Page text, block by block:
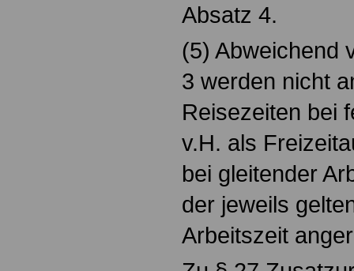
Absatz 4.
(5) Abweichend
3 werden nicht
Reisezeiten bei
v.H. als
bei gleitender
der jeweils
Arbeitszeit